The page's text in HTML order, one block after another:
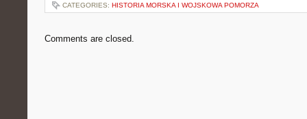
CATEGORIES: HISTORIA MORSKA I WOJSKOWA POMORZA
Comments are closed.